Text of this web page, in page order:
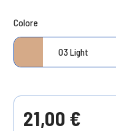
Colore
03 Light
21,00 €